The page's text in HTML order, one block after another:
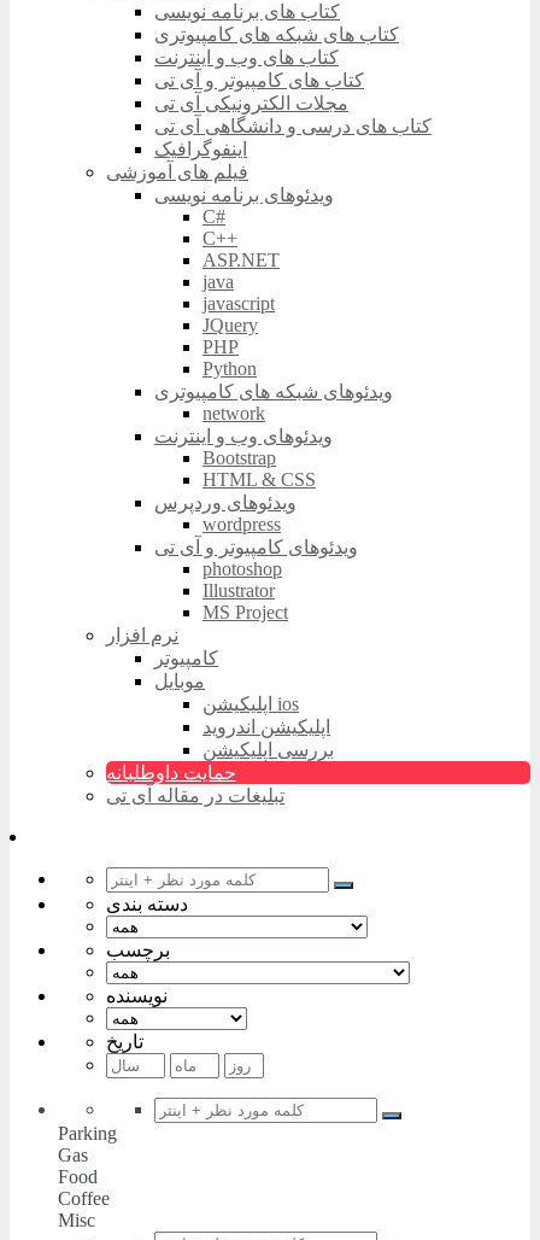
کتاب های برنامه نویسی
کتاب های شبکه های کامپیوتری
کتاب های وب و اینترنت
کتاب های کامپیوتر و آی تی
مجلات الکترونیکی آی تی
کتاب های درسی و دانشگاهی آی تی
اینفوگرافیک
فیلم های آموزشی
ویدئوهای برنامه نویسی
C#
C++
ASP.NET
java
javascript
JQuery
PHP
Python
ویدئوهای شبکه های کامپیوتری
network
ویدئوهای وب و اینترنت
Bootstrap
HTML & CSS
ویدئوهای وردپرس
wordpress
ویدئوهای کامپیوتر و آی تی
photoshop
Illustrator
MS Project
نرم افزار
کامپیوتر
موبایل
اپلیکیشن ios
اپلیکیشن اندروید
بررسی اپلیکیشن
حمایت داوطلبانه
تبلیغات در مقاله آی تی
دسته بندی
برچسب
نویسنده
تاریخ
Parking
Gas
Food
Coffee
Misc